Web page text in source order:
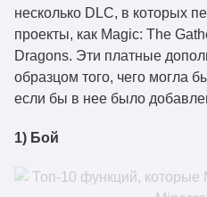
несколько DLC, в которых
проекты, как Magic: The
Dragons. Эти платные
образцом того, чего могла
если бы в нее было
1) Бой